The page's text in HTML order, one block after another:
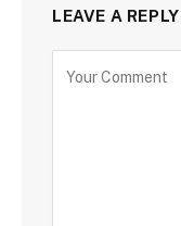
LEAVE A REPLY